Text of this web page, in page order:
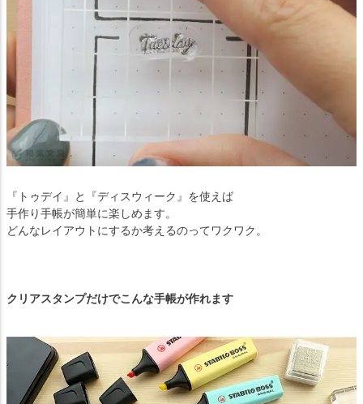
『トゥデイ』と『ディスウィーク』を使えば
手作り手帳が簡単に楽しめます。
どんなレイアウトにするか考えるのってワクワク。
クリアスタンプだけでこんな手帳が作れます